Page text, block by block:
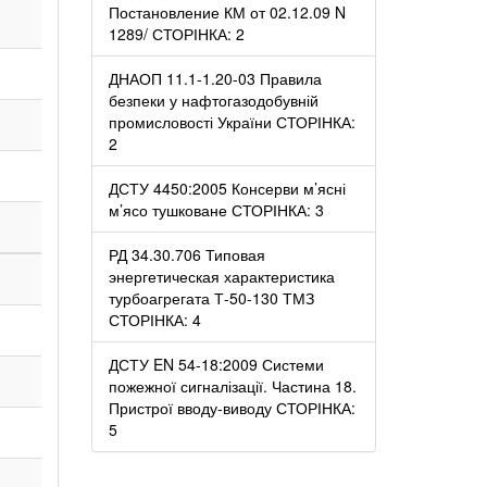
118 10
144 11
Постановление КМ от 02.12.09 N
1289/ СТОРІНКА: 2
ДНАОП 11.1-1.20-03 Правила
безпеки у нафтогазодобувній
промисловості України СТОРІНКА:
2
ДСТУ 4450:2005 Консерви м’ясні
м’ясо тушковане СТОРІНКА: 3
РД 34.30.706 Типовая
энергетическая характеристика
турбоагрегата Т-50-130 ТМЗ
СТОРІНКА: 4
ДСТУ EN 54-18:2009 Системи
пожежної сигналізації. Частина 18.
Пристрої вводу-виводу СТОРІНКА:
5